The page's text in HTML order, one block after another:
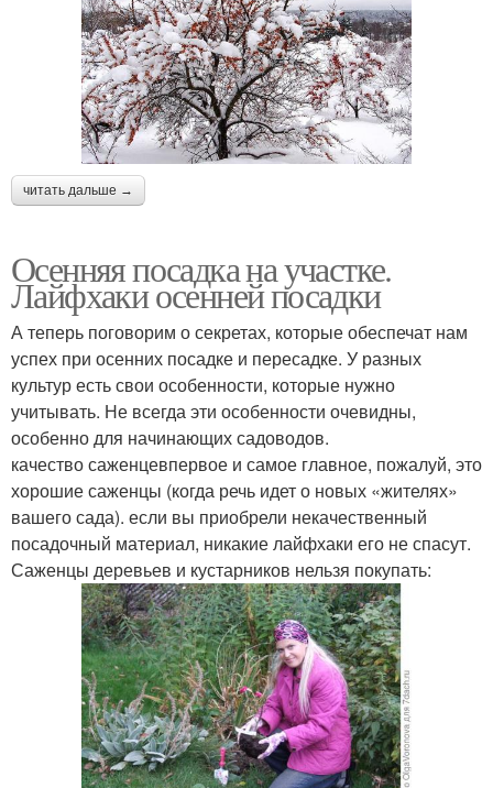
читать дальше →
Осенняя посадка на участке.
Лайфхаки осенней посадки
А теперь поговорим о секретах, которые обеспечат нам
успех при осенних посадке и пересадке. У разных
культур есть свои особенности, которые нужно
учитывать. Не всегда эти особенности очевидны,
особенно для начинающих садоводов.
качество саженцевпервое и самое главное, пожалуй, это
хорошие саженцы (когда речь идет о новых «жителях»
вашего сада). если вы приобрели некачественный
посадочный материал, никакие лайфхаки его не спасут.
Саженцы деревьев и кустарников нельзя покупать: